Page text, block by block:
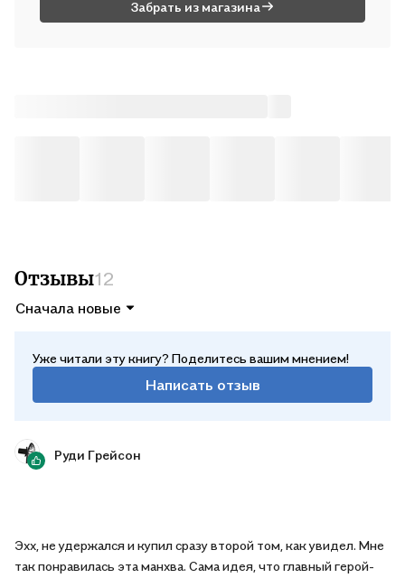
«Точка зрения Всеведущего читателя» – бестселлер,
Забрать из магазина
Отзывы12
Сначала новые
Уже читали эту книгу? Поделитесь вашим мнением!
Написать отзыв
Руди Грейсон
Эхх, не удержался и купил сразу второй том, как увидел. Мне
так понравилась эта манхва. Сама идея, что главный герой-